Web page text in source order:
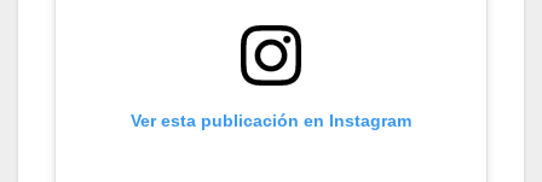
Ver esta publicación en Instagram